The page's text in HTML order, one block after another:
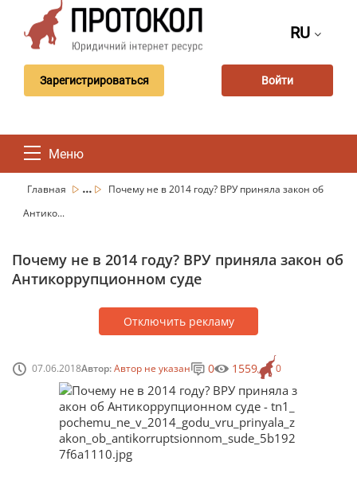
RU
Зарегистрироваться Войти
Меню
Главная ...
Почему не в 2014 году? ВРУ приняла закон об
Антико...
Почему не в 2014 году? ВРУ приняла закон об
Антикоррупционном суде
Отключить рекламу
07.06.2018Автор:Автор не указан 0
0 1559